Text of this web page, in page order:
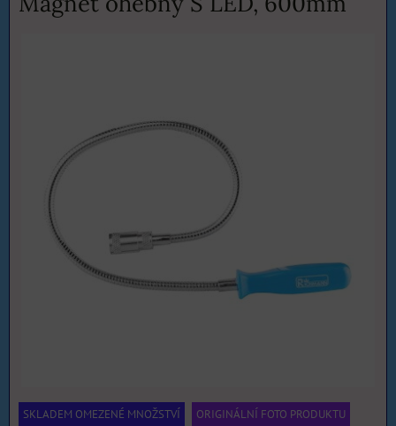
SKLADEM OMEZENÉ MNOŽSTVÍ ORIGINÁLNÍ FOTO PRODUKTU